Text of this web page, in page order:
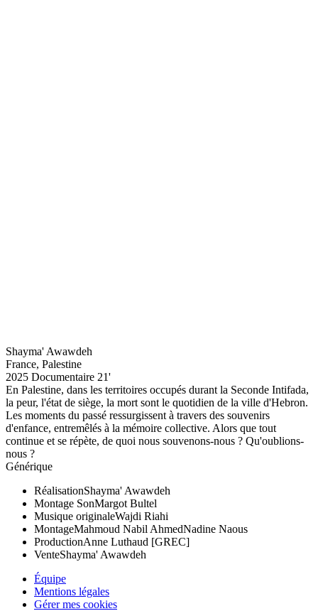
Shayma' Awawdeh
France, Palestine
2025 Documentaire 21'
En Palestine, dans les territoires occupés durant la Seconde Intifada,
la peur, l'état de siège, la mort sont le quotidien de la ville d'Hebron.
Les moments du passé ressurgissent à travers des souvenirs
d'enfance, entremêlés à la mémoire collective. Alors que tout
continue et se répète, de quoi nous souvenons-nous ? Qu'oublions-
nous ?
Générique
RéalisationShayma' Awawdeh
Montage SonMargot Bultel
Musique originaleWajdi Riahi
MontageMahmoud Nabil AhmedNadine Naous
ProductionAnne Luthaud [GREC]
VenteShayma' Awawdeh
Équipe
Mentions légales
Gérer mes cookies